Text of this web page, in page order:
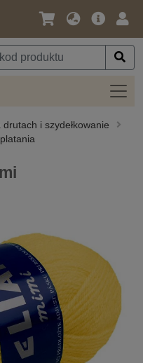
Język
Waluta
Oferta
i szydełkowanie